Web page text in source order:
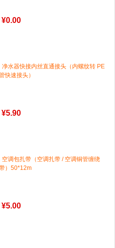
¥0.00
净水器快接内丝直通接头（内螺纹转 PE
快速接头）
¥5.90
空调包扎带（空调扎带 / 空调铜管缠绕
）50*12m
¥5.00